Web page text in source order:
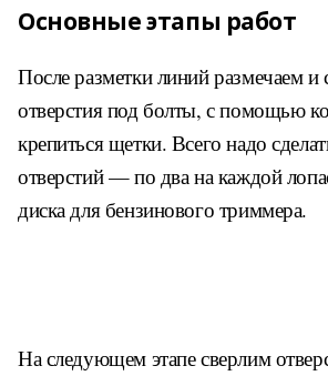
Основные этапы работ
После разметки линий размечаем и
отверстия под болты, с помощью
крепиться щетки. Всего надо
отверстий — по два на каждой
диска для бензинового триммера.
На следующем этапе сверлим